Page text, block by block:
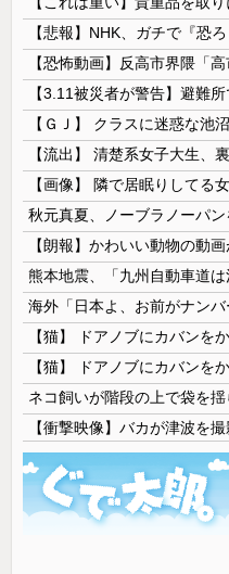
【悲報】NHK、ガチで『恐
【衝撃映像】バカが津波を